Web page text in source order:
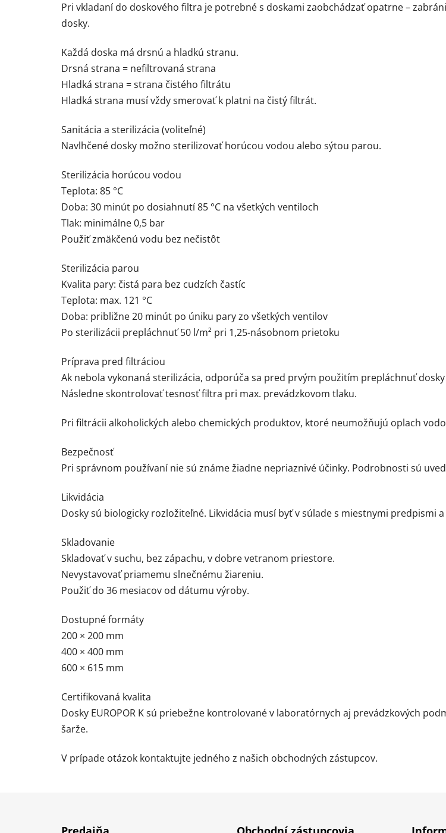
Pri vkladaní do doskového filtra je potrebné s doskami zaobchádzať opatrne –
dosky.
Každá doska má drsnú a hladkú stranu.
Drsná strana = nefiltrovaná strana
Hladká strana = strana čistého filtrátu
Hladká strana musí vždy smerovať k platni na čistý filtrát.
Sanitácia a sterilizácia (voliteľné)
Navlhčené dosky možno sterilizovať horúcou vodou alebo sýtou parou.
Sterilizácia horúcou vodou
Teplota: 85 °C
Doba: 30 minút po dosiahnutí 85 °C na všetkých ventiloch
Tlak: minimálne 0,5 bar
Použiť zmäkčenú vodu bez nečistôt
Sterilizácia parou
Kvalita pary: čistá para bez cudzích častíc
Teplota: max. 121 °C
Doba: približne 20 minút po úniku pary zo všetkých ventilov
Po sterilizácii prepláchnuť 50 l/m² pri 1,25-násobnom prietoku
Príprava pred filtráciou
Ak nebola vykonaná sterilizácia, odporúča sa pred prvým použitím prepláchnuť
Následne skontrolovať tesnosť filtra pri max. prevádzkovom tlaku.
Pri filtrácii alkoholických alebo chemických produktov, ktoré neumožňujú oplach
Bezpečnosť
Pri správnom používaní nie sú známe žiadne nepriaznivé účinky. Podrobnosti sú
Likvidácia
Dosky sú biologicky rozložiteľné. Likvidácia musí byť v súlade s miestnymi
Skladovanie
Skladovať v suchu, bez zápachu, v dobre vetranom priestore.
Nevystavovať priamemu slnečnému žiareniu.
Použiť do 36 mesiacov od dátumu výroby.
Dostupné formáty
200 × 200 mm
400 × 400 mm
600 × 615 mm
Certifikovaná kvalita
Dosky EUROPOR K sú priebežne kontrolované v laboratórnych aj prevádzkových
šarže.
V prípade otázok kontaktujte jedného z našich obchodných zástupcov.